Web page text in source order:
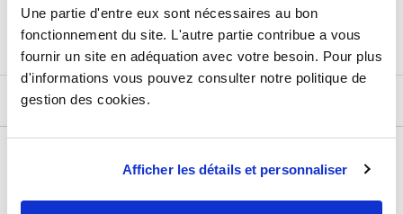
Une partie d'entre eux sont nécessaires au bon
fonctionnement du site. L'autre partie contribue a vous
fournir un site en adéquation avec votre besoin. Pour plus
d'informations vous pouvez consulter notre politique de
gestion des cookies.
Afficher les détails et personnaliser
DESCRIPTIF